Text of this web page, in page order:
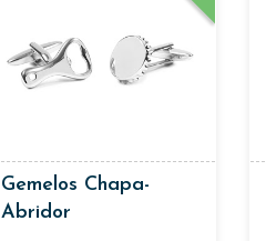
Gemelos Chapa-
Abridor